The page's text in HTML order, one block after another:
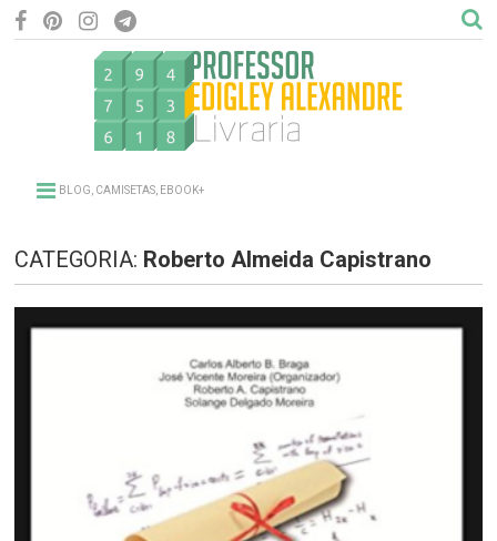
BLOG, CAMISETAS, EBOOK+
CATEGORIA: Roberto Almeida Capistrano